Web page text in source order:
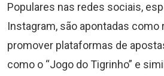
Populares nas redes sociais,
Instagram, são apontadas
promover plataformas de
como o “Jogo do Tigrinho” e